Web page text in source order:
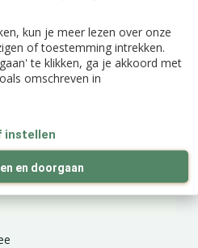
kun je meer lezen over onze
of toestemming intrekken.
te klikken, ga je akkoord met
omschreven in
instellen
en doorgaan